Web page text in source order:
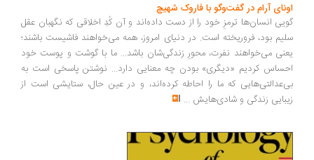
آرام در گفت‌وگو با فاروک شهیچ‭
انسان‌ها ترمزِ خود را از دست داده‌اند و آن کُدِ اخلاقی که نگهبان عقل
بود، فروریخته است. در دنیای امروز، همه می‌خواهند فاشیست باشند؛
می‌خواهند نفرت، محورِ زندگی‌شان باشد... ما با گوشت و پوست خود
کردیم «دیگری» بودن چه معنایی دارد... نوشتن پاسخی است به
که ما را احاطه کرده‌اند، و در عین حال، ستایشی است از
زندگی و شادی‌هایش...